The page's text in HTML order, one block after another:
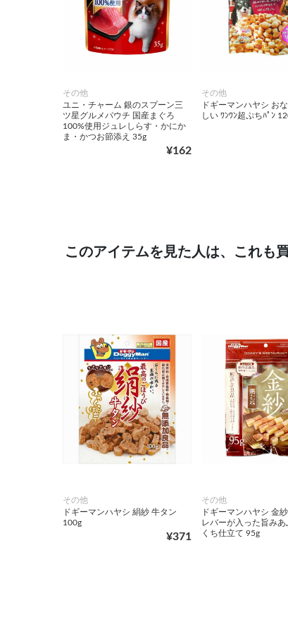
その他
ユニ・チャーム 銀のスプーン三
ツ星グルメパウチ 国産まぐろ
100%使用ジュレしらす・かにか
ま・かつお節添え 35g
¥162
その他
ドギーマンハヤシ お
しい ﾜﾝﾜﾝ超ぷちﾊﾟﾝ
このアイテムを見た人は、これも
その他
ドギーマンハヤシ 絹紗 牛タン
100g
¥371
その他
ドギーマンハヤシ 金
レバーが入った旨みあ
くち仕立て 95g